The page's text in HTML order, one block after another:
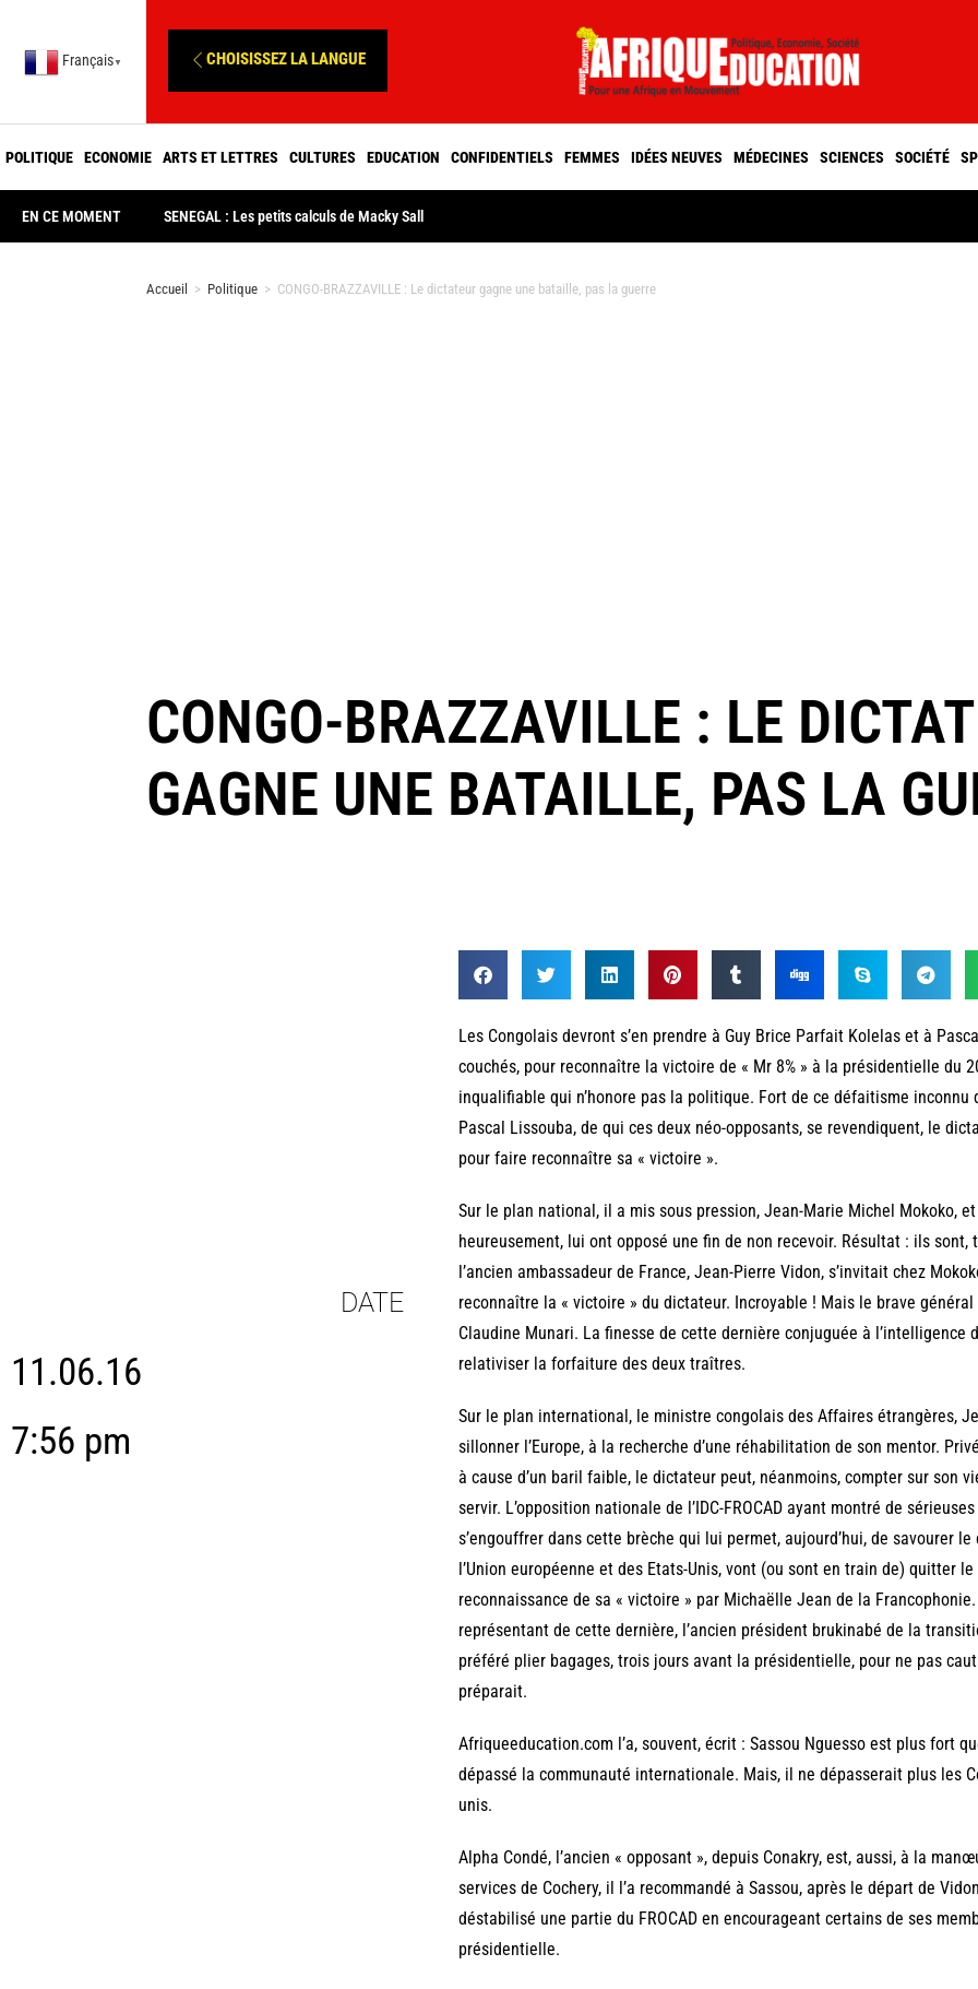
Français ▼ CHOISISSEZ LA LANGUE
POLITIQUE ECONOMIE ARTS ET LETTRES CULTURES EDUCATION CONFIDENTIELS FEMMES IDÉES NEUVES MÉDECINES SCIENCES SOCIÉTÉ
EN CE MOMENT SENEGAL : Les petits calculs de Macky Sall
Accueil > Politique > CONGO-BRAZZAVILLE : Le dictateur gagne une bataille, pas la guerre
CONGO-BRAZZAVILLE : LE
GAGNE UNE BATAILLE, PAS LA
DATE
11.06.16
7:56 pm
Les Congolais devront s’en prendre à Guy Brice Parfait Kolelas et à
couchés, pour reconnaître la victoire de « Mr 8% » à la présidentielle du
inqualifiable qui n’honore pas la politique. Fort de ce défaitisme
Pascal Lissouba, de qui ces deux néo-opposants, se revendiquent, le
pour faire reconnaître sa « victoire ».
Sur le plan national, il a mis sous pression, Jean-Marie Michel Mokoko,
heureusement, lui ont opposé une fin de non recevoir. Résultat : ils sont,
l’ancien ambassadeur de France, Jean-Pierre Vidon, s’invitait chez
reconnaître la « victoire » du dictateur. Incroyable ! Mais le brave
Claudine Munari. La finesse de cette dernière conjuguée à l’intelligence
relativiser la forfaiture des deux traîtres.
Sur le plan international, le ministre congolais des Affaires étrangères,
sillonner l’Europe, à la recherche d’une réhabilitation de son mentor.
à cause d’un baril faible, le dictateur peut, néanmoins, compter sur son
servir. L’opposition nationale de l’IDC-FROCAD ayant montré de
s’engouffrer dans cette brèche qui lui permet, aujourd’hui, de savourer
l’Union européenne et des Etats-Unis, vont (ou sont en train de) quitter
reconnaissance de sa « victoire » par Michaëlle Jean de la Francophonie.
représentant de cette dernière, l’ancien président brukinabé de la
préféré plier bagages, trois jours avant la présidentielle, pour ne pas
préparait.
Afriqueeducation.com l’a, souvent, écrit : Sassou Nguesso est plus fort
dépassé la communauté internationale. Mais, il ne dépasserait plus les
unis.
Alpha Condé, l’ancien « opposant », depuis Conakry, est, aussi, à la
services de Cochery, il l’a recommandé à Sassou, après le départ de
déstabilisé une partie du FROCAD en encourageant certains de ses
présidentielle.